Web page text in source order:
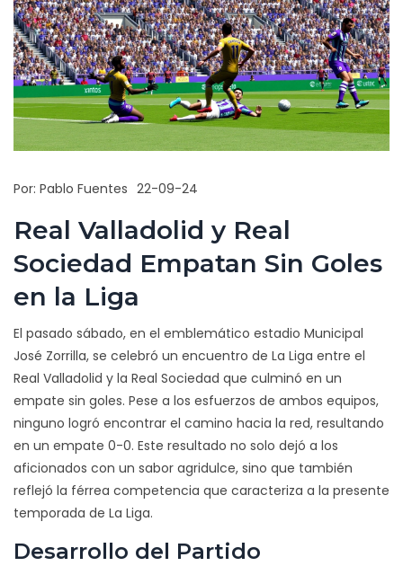
Por: Pablo Fuentes 22-09-24
Real Valladolid y Real
Sociedad Empatan Sin Goles
en la Liga
El pasado sábado, en el emblemático estadio Municipal
José Zorrilla, se celebró un encuentro de La Liga entre el
Real Valladolid y la Real Sociedad que culminó en un
empate sin goles. Pese a los esfuerzos de ambos equipos,
ninguno logró encontrar el camino hacia la red, resultando
en un empate 0-0. Este resultado no solo dejó a los
aficionados con un sabor agridulce, sino que también
reflejó la férrea competencia que caracteriza a la presente
temporada de La Liga.
Desarrollo del Partido